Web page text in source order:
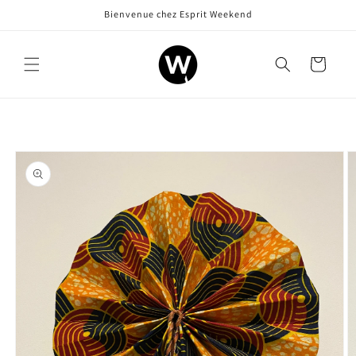
Bienvenue chez Esprit Weekend
Panier
produits